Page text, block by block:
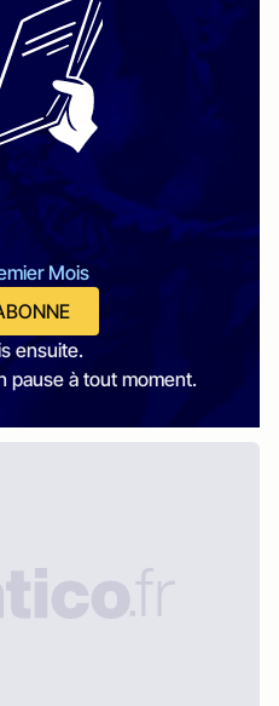
Mois
ensuite.
pause à tout moment.